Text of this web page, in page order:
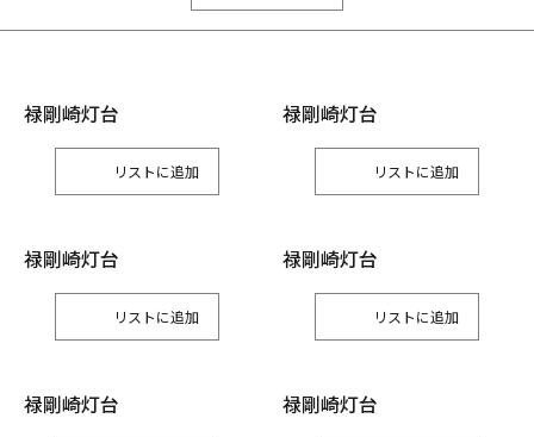
禄剛崎灯台
リスト
禄剛崎灯台
リスト
禄剛崎灯台
リスト
禄剛崎灯台
リスト
禄剛崎灯台 禄剛崎灯台